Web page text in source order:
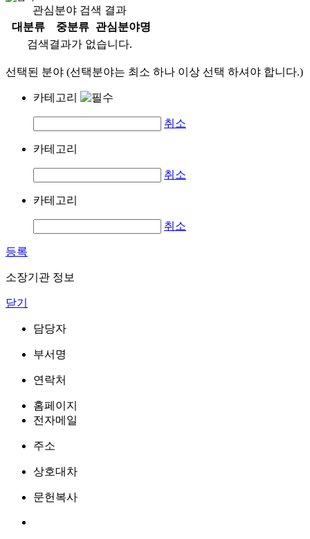
관심분야 검색 결과
대분류
중분류
관심분야명
검색결과가 없습니다.
선택된 분야 (선택분야는 최소 하나 이상 선택 하셔야 합니다.)
카테고리
취소
카테고리
취소
카테고리
취소
등록
소장기관 정보
닫기
담당자
부서명
연락처
홈페이지
전자메일
주소
상호대차
문헌복사